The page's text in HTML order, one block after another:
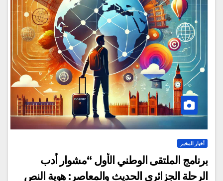
أخبار المخبر
برنامج الملتقى الوطني الأول “مشوار أدب
الرحلة الجزائري الحديث والمعاصر: هوية النص